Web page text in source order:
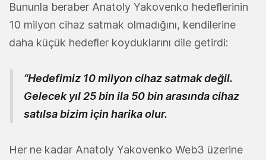
Bununla beraber Anatoly Yakovenko hedeflerinin
10 milyon cihaz satmak olmadığını, kendilerine
daha küçük hedefler koyduklarını dile getirdi:
“Hedefimiz 10 milyon cihaz satmak değil.
Gelecek yıl 25 bin ila 50 bin arasında cihaz
satılsa bizim için harika olur.
Her ne kadar Anatoly Yakovenko Web3 üzerine